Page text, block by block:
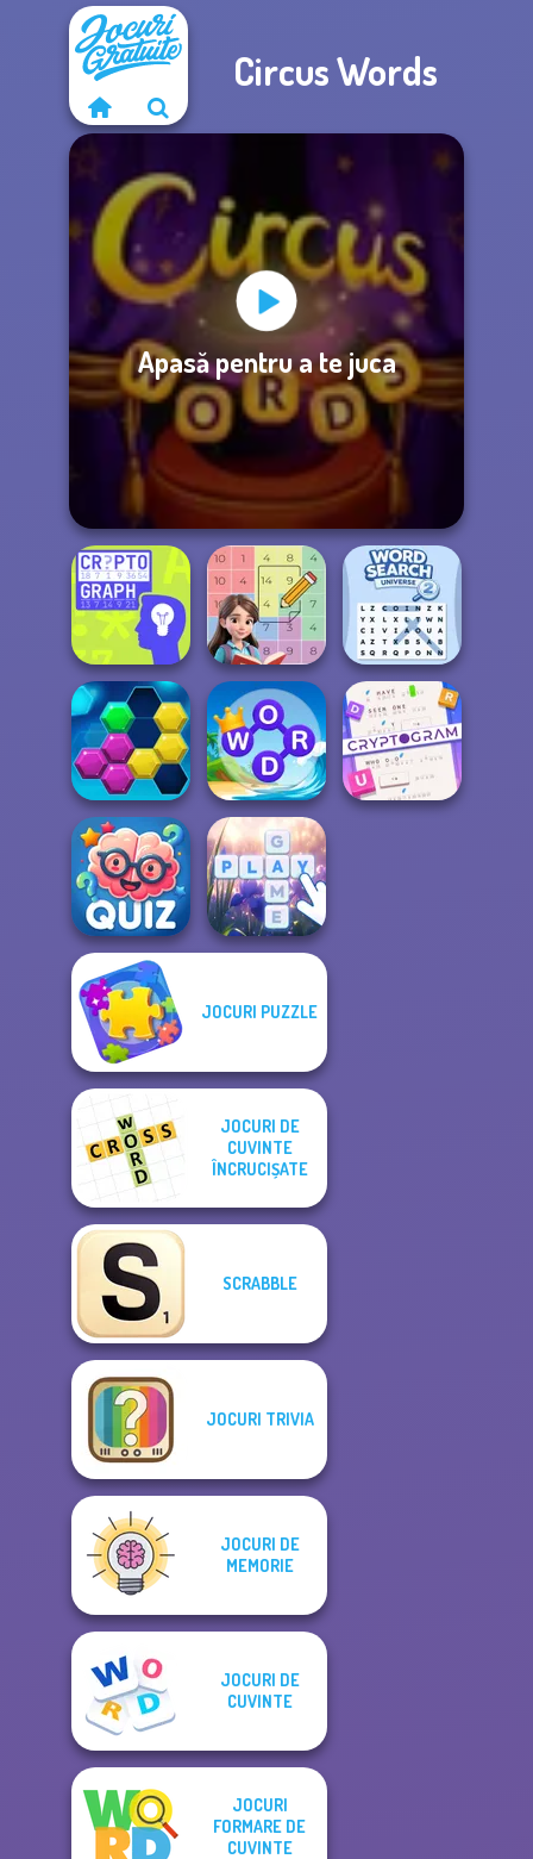
Circus Words
Apasă pentru a te juca
Cryptograph Sum Master
Word Search
Universe 2
Puzzle Fever
Word Connect
Puzzle
Quizmania: Trivia
Game
JOCURI PUZZLE
JOCURI DE
CUVINTE
ÎNCRUCIȘATE
SCRABBLE
JOCURI TRIVIA
JOCURI DE
MEMORIE
JOCURI DE
CUVINTE
JOCURI
FORMARE DE
CUVINTE